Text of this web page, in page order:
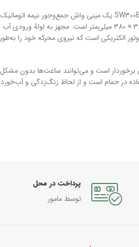
الکتریکی است که نیروی محرکه خود را
است و می‌توانند ساعت‌ها بدون مشکل
در حمام است و از لحاظ زنگ‌زدگی و
پرداخت در محل
توسط مامور